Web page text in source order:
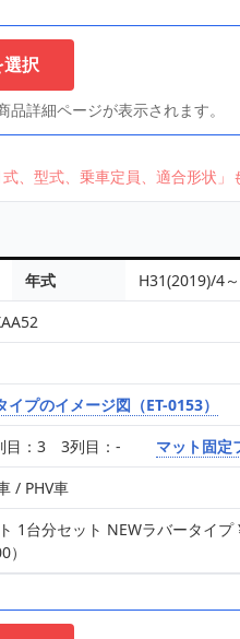
択
品詳細ページが表示されます。
、型式、乗車定員、適合形状」
年式
H31(2019)/4
プのイメージ図（ET-0153）
目：3 3列目：- マット固定
/ PHV車
1台分セット NEWラバータイ